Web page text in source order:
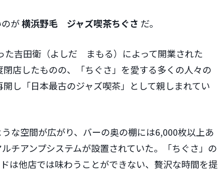
が横浜野毛 ジャズ喫茶ちぐさ だ。
た吉田衛（よしだ まもる）によって開業された
店したものの、「ちぐさ」を愛する多くの人々の
し「日本最古のジャズ喫茶」として親しまれてい
な空間が広がり、バーの奥の棚には6,000枚以上あ
チアンプシステムが設置されていた。「ちぐさ」の
は他店では味わうことができない、贅沢な時間を提